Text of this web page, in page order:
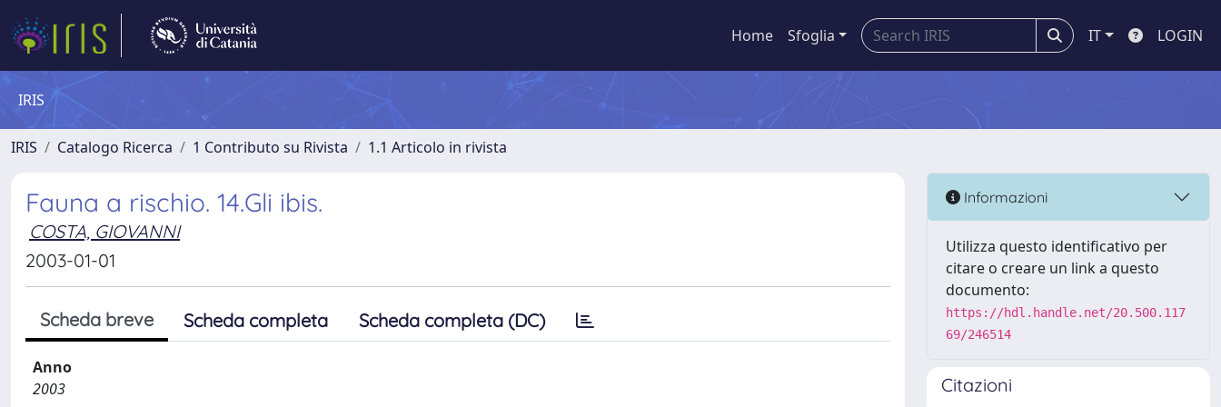
Home Sfoglia IT LOGIN
IRIS
IRIS Catalogo Ricerca 1 Contributo su Rivista 1.1 Articolo in rivista
Fauna a rischio. 14.Gli ibis.
COSTA, GIOVANNI
2003-01-01
Scheda breve Scheda completa Scheda completa (DC)
Anno
2003
Informazioni
Utilizza questo identificativo per
citare o creare un link a questo
documento:
https://hdl.handle.net/20.500.117
69/246514
Citazioni